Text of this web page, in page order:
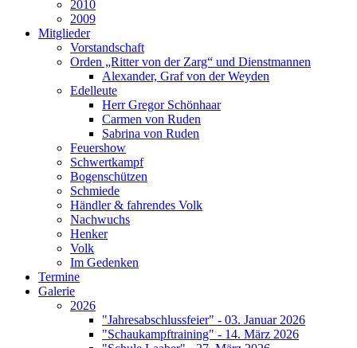
2010
2009
Mitglieder
Vorstandschaft
Orden „Ritter von der Zarg“ und Dienstmannen
Alexander, Graf von der Weyden
Edelleute
Herr Gregor Schönhaar
Carmen von Ruden
Sabrina von Ruden
Feuershow
Schwertkampf
Bogenschützen
Schmiede
Händler & fahrendes Volk
Nachwuchs
Henker
Volk
Im Gedenken
Termine
Galerie
2026
"Jahresabschlussfeier" - 03. Januar 2026
"Schaukampftraining" - 14. März 2026